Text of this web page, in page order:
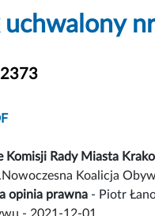
uchwalony
Komisji Rady Miasta
Koalicja
opinia prawna - Piotr
- 2021-12-01